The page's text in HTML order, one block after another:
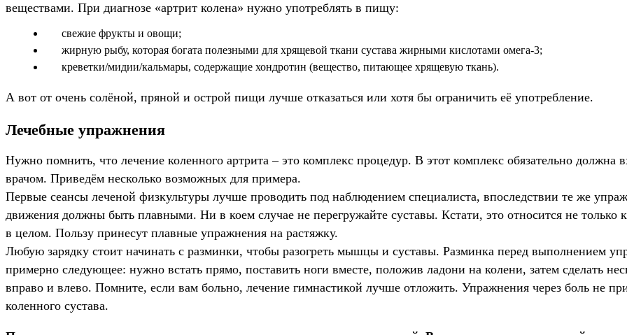
веществами. При диагнозе «артрит колена» нужно употреблять в пищу:
свежие фрукты и овощи;
жирную рыбу, которая богата полезными для хрящевой ткани сустава жирными кислотами омега-3;
креветки/мидии/кальмары, содержащие хондротин (вещество, питающее хрящевую ткань).
А вот от очень солёной, пряной и острой пищи лучше отказаться или хотя бы ограничить её употребление.
Лечебные упражнения
Нужно помнить, что лечение коленного артрита – это комплекс процедур. В этот комплекс обязательно должна
врачом. Приведём несколько возможных для примера.
Первые сеансы леченой физкультуры лучше проводить под наблюдением специалиста, впоследствии те же
движения должны быть плавными. Ни в коем случае не перегружайте суставы. Кстати, это относится не
в целом. Пользу принесут плавные упражнения на растяжку.
Любую зарядку стоит начинать с разминки, чтобы разогреть мышцы и суставы. Разминка перед выполнением
примерно следующее: нужно встать прямо, поставить ноги вместе, положив ладони на колени, затем сделать
вправо и влево. Помните, если вам больно, лечение гимнастикой лучше отложить. Упражнения через боль не
коленного сустава.